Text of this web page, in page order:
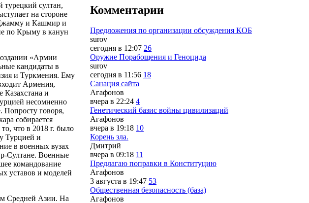
турецкий султан,
на стороне
и Кашмир и
по Крыму в канун
«Армии
кандидаты в
и Туркмения. Ему
Армения,
Казахстана и
несомненно
Попросту говоря,
собирается
что в 2018 г. было
Турцией и
в военных вузах
Султане. Военные
командование
уставов и моделей
Средней Азии. На
Комментарии
Предложения по организации обсуждения КОБ
surov
сегодня в 12:07 26
Оружие Порабощения и Геноцида
surov
сегодня в 11:56 18
Санация сайта
Агафонов
вчера в 22:24 4
Генетический базис войны цивилизаций
Агафонов
вчера в 19:18 10
Корень зла.
Дмитрий
вчера в 09:18 11
Предлагаю поправки в Конституцию
Агафонов
3 августа в 19:47 53
Общественная безопасность (база)
Агафонов